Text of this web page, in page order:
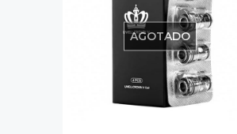
AGOTADO